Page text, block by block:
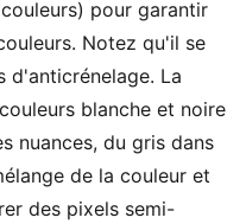
pour garantir
Notez qu'il se
d'anticrénelage. La
blanche et noire
nuances, du gris dans
de la couleur et
des pixels semi-